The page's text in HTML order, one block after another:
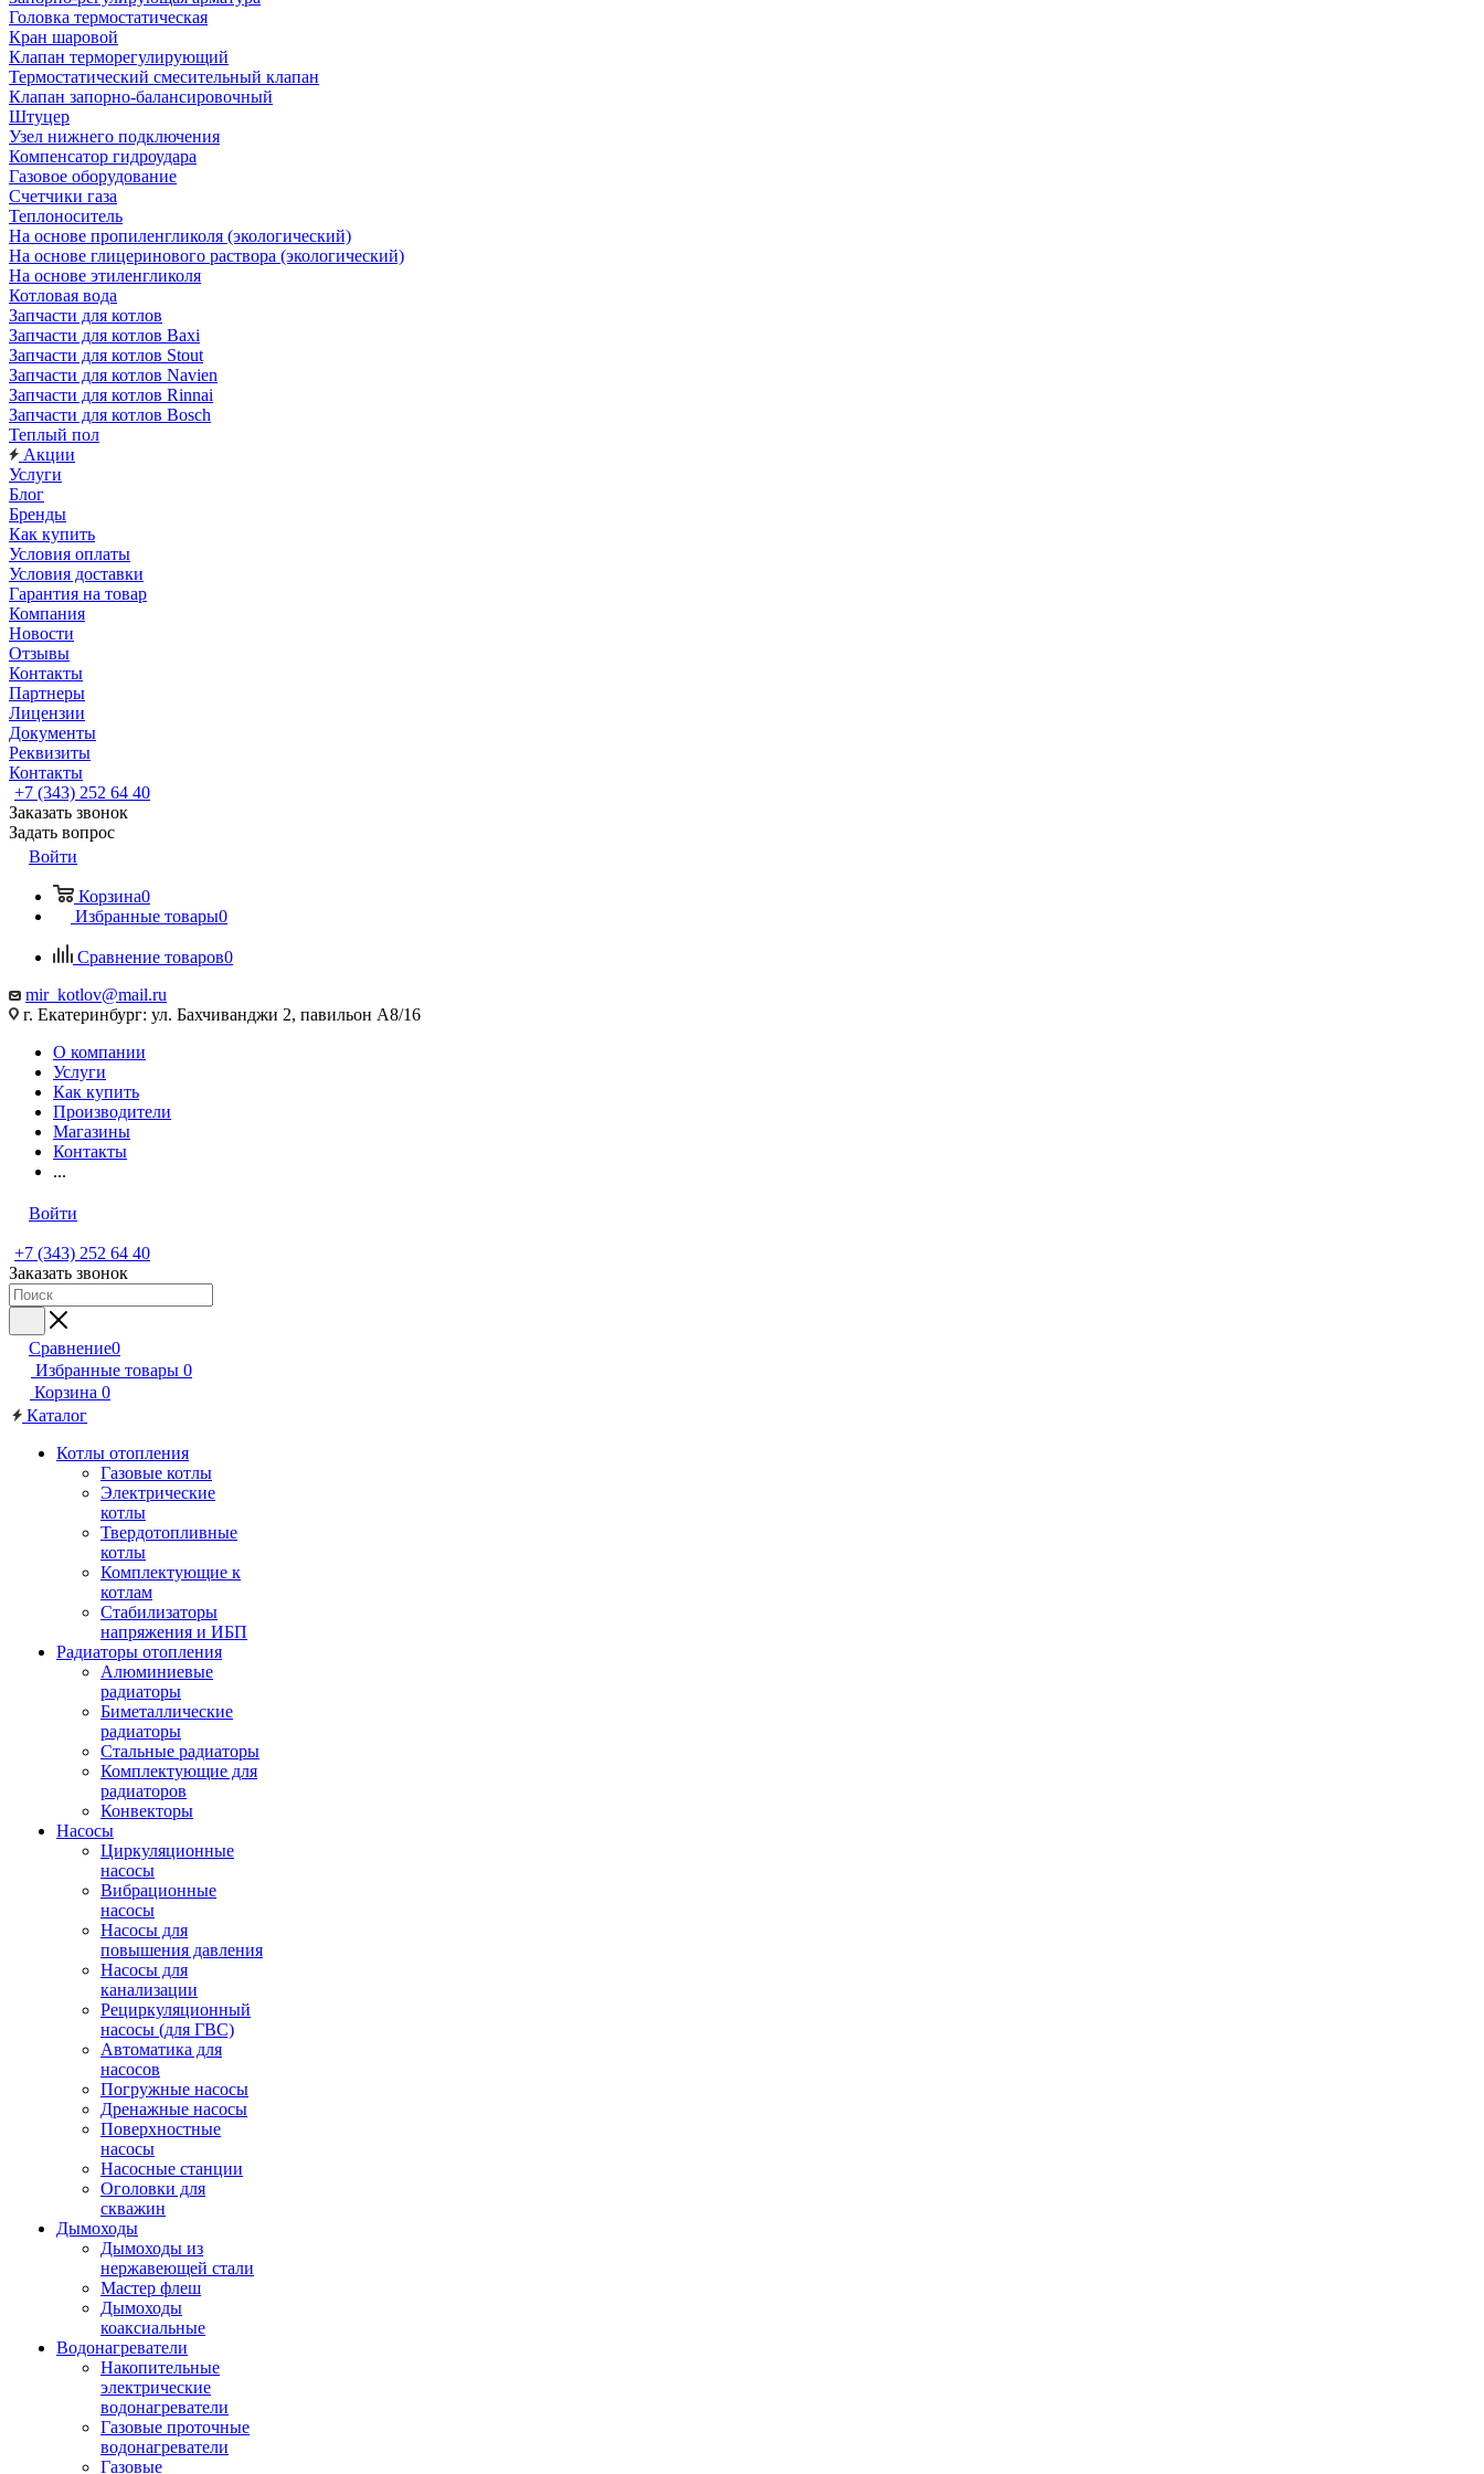
Головка термостатическая
Кран шаровой
Клапан терморегулирующий
Термостатический смесительный клапан
Клапан запорно-балансировочный
Штуцер
Узел нижнего подключения
Компенсатор гидроудара
Газовое оборудование
Счетчики газа
Теплоноситель
На основе пропиленгликоля (экологический)
На основе глицеринового раствора (экологический)
На основе этиленгликоля
Котловая вода
Запчасти для котлов
Запчасти для котлов Baxi
Запчасти для котлов Stout
Запчасти для котлов Navien
Запчасти для котлов Rinnai
Запчасти для котлов Bosch
Теплый пол
Акции
Услуги
Блог
Бренды
Как купить
Условия оплаты
Условия доставки
Гарантия на товар
Компания
Новости
Отзывы
Контакты
Партнеры
Лицензии
Документы
Реквизиты
Контакты
+7 (343) 252 64 40
Заказать звонок
Задать вопрос
Войти
Корзина0
Избранные товары0
Сравнение товаров0
mir_kotlov@mail.ru
г. Екатеринбург: ул. Бахчиванджи 2, павильон А8/16
О компании
Услуги
Как купить
Производители
Магазины
Контакты
...
Войти
+7 (343) 252 64 40
Заказать звонок
Сравнение0
Избранные товары 0
Корзина 0
Каталог
Котлы отопления
Газовые котлы
Электрические
котлы
Твердотопливные
котлы
Комплектующие к
котлам
Стабилизаторы
напряжения и ИБП
Радиаторы отопления
Алюминиевые
радиаторы
Биметаллические
радиаторы
Стальные радиаторы
Комплектующие для
радиаторов
Конвекторы
Насосы
Циркуляционные
насосы
Вибрационные
насосы
Насосы для
повышения давления
Насосы для
канализации
Рециркуляционный
насосы (для ГВС)
Автоматика для
насосов
Погружные насосы
Дренажные насосы
Поверхностные
насосы
Насосные станции
Оголовки для
скважин
Дымоходы
Дымоходы из
нержавеющей стали
Мастер флеш
Дымоходы
коаксиальные
Водонагреватели
Накопительные
электрические
водонагреватели
Газовые проточные
водонагреватели
Газовые